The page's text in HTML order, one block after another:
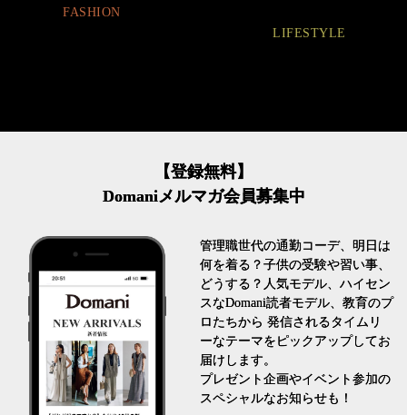
【登録無料】
Domaniメルマガ会員募集中
管理職世代の通勤コーデ、明日は
何を着る？子供の受験や習い事、
どうする？人気モデル、ハイセン
スなDomani読者モデル、教育のプ
ロたちから 発信されるタイムリ
ーなテーマをピックアップしてお
届けします。
プレゼント企画やイベント参加の
スペシャルなお知らせも！